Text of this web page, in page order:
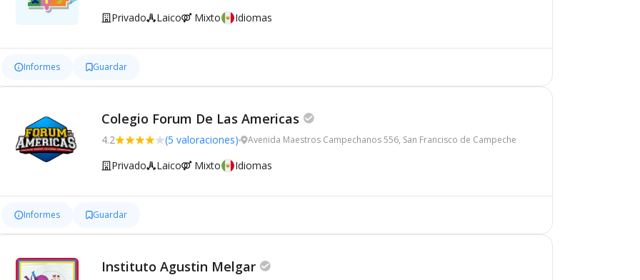
Privado Laico Mixto Idiomas
Informes Guardar
Colegio Forum De Las Americas
4.2 (5 valoraciones) Avenida Maestros Campechanos 556, San Francisco de Campeche
Privado Laico Mixto Idiomas
Informes Guardar
Instituto Agustin Melgar